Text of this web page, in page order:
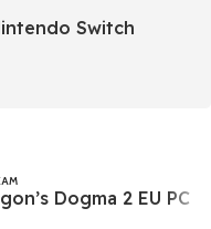
Switch
Dogma 2 EU PC